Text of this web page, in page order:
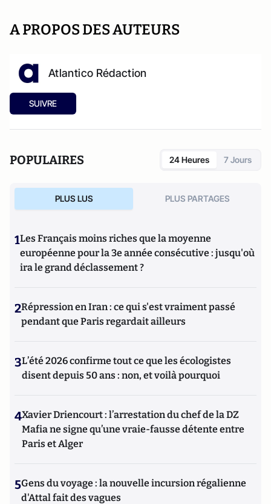
A PROPOS DES AUTEURS
Atlantico Rédaction
SUIVRE
POPULAIRES 24 Heures 7 Jours
PLUS LUS PLUS PARTAGES
1Les Français moins riches que la moyenne
européenne pour la 3e année consécutive : jusqu'où
ira le grand déclassement ?
2Répression en Iran : ce qui s'est vraiment passé
pendant que Paris regardait ailleurs
3L’été 2026 confirme tout ce que les écologistes
disent depuis 50 ans : non, et voilà pourquoi
4Xavier Driencourt : l’arrestation du chef de la DZ
Mafia ne signe qu’une vraie-fausse détente entre
Paris et Alger
5Gens du voyage : la nouvelle incursion régalienne
d'Attal fait des vagues